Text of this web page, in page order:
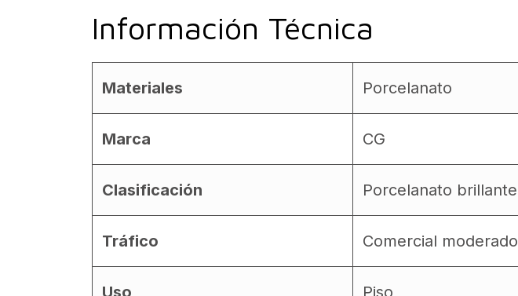
Información Técnica
Materiales Porcelanato
Marca CG
Clasificación Porcelanato brillante
Tráfico Comercial moderado
Uso Piso